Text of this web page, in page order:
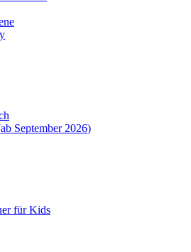
ab September 2026)
für Kids